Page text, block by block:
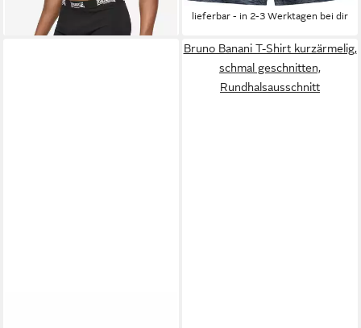
lieferbar - in 3-4 Werktagen bei dir lieferbar - in 2-3 Werktagen bei dir
Bruno Banani T-Shirt kurzärmelig,
schmal geschnitten,
Rundhalsausschnitt